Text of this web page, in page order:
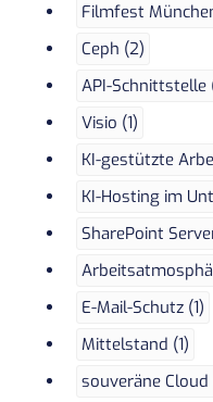
Filmfest
Ceph (2)
API-Schnittstelle
Visio (1)
KI-gestützte
KI-Hosting im
SharePoint
E-Mail-Schutz (1)
Mittelstand (1)
souveräne Cloud